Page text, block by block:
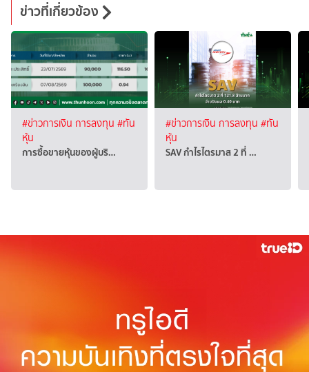
ข่าวที่เกี่ยวข้อง
#ข่าวการเงิน การลงทุน #ทัน
หุ้น
การซื้อขายหุ้นของผู้บริ…
#ข่าวการเงิน การลงทุน #ทัน
หุ้น
SAV กำไรไตรมาส 2 ที่ …